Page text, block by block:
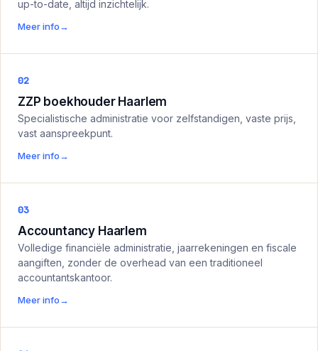
up-to-date, altijd inzichtelijk.
Meer info→
02
ZZP boekhouder Haarlem
Specialistische administratie voor zelfstandigen, vaste prijs,
vast aanspreekpunt.
Meer info→
03
Accountancy Haarlem
Volledige financiële administratie, jaarrekeningen en fiscale
aangiften, zonder de overhead van een traditioneel
accountantskantoor.
Meer info→